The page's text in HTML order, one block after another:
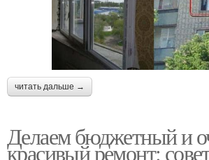
читать дальше →
Делаем бюджетный и
красивый ремонт: